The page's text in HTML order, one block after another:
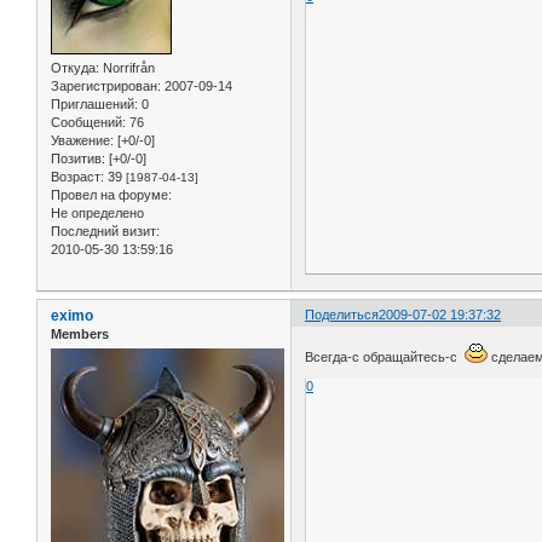
Откуда: Norrifrån
Зарегистрирован: 2007-09-14
Приглашений: 0
Сообщений: 76
Уважение: [+0/-0]
Позитив: [+0/-0]
Возраст: 39 [1987-04-13]
Провел на форуме:
Не определено
Последний визит:
2010-05-30 13:59:16
Поделиться2009-07-02 19:37:32
eximo
Members
Всегда-с обращайтесь-с
0